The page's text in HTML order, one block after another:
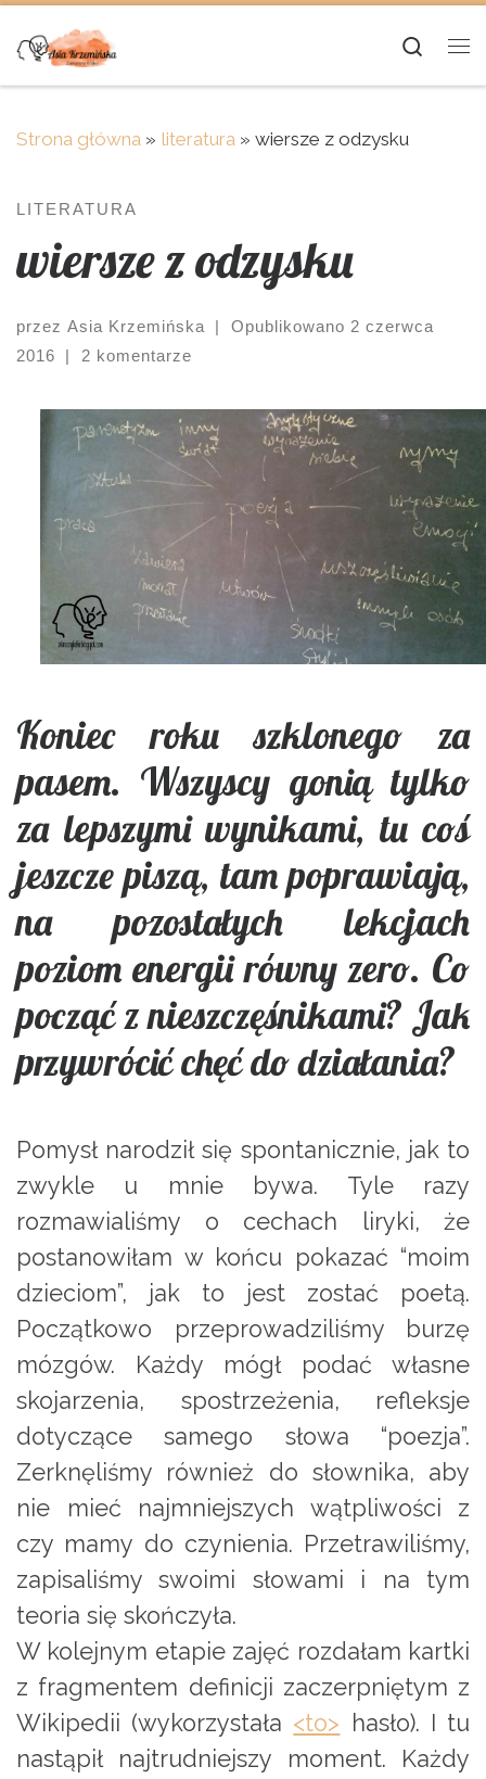
Skip to content
Strona główna » literatura » wiersze z odzysku
LITERATURA
wiersze z odzysku
przez Asia Krzemińska | Opublikowano 2 czerwca
2016
| 2 komentarze
Koniec roku szklonego za
pasem. Wszyscy gonią tylko
za lepszymi wynikami, tu coś
jeszcze piszą, tam poprawiają,
na pozostałych lekcjach
poziom energii równy zero. Co
począć z nieszczęśnikami? Jak
przywrócić chęć do działania?
Pomysł narodził się spontanicznie, jak to
zwykle u mnie bywa. Tyle razy
rozmawialiśmy o cechach liryki, że
postanowiłam w końcu pokazać “moim
dzieciom”, jak to jest zostać poetą.
Początkowo przeprowadziliśmy burzę
mózgów. Każdy mógł podać własne
skojarzenia, spostrzeżenia, refleksje
dotyczące samego słowa “poezja”.
Zerknęliśmy również do słownika, aby
nie mieć najmniejszych wątpliwości z
czy mamy do czynienia. Przetrawiliśmy,
zapisaliśmy swoimi słowami i na tym
teoria się skończyła.
W kolejnym etapie zajęć rozdałam kartki
z fragmentem definicji zaczerpniętym z
Wikipedii (wykorzystała <to> hasło). I tu
nastąpił najtrudniejszy moment. Każdy